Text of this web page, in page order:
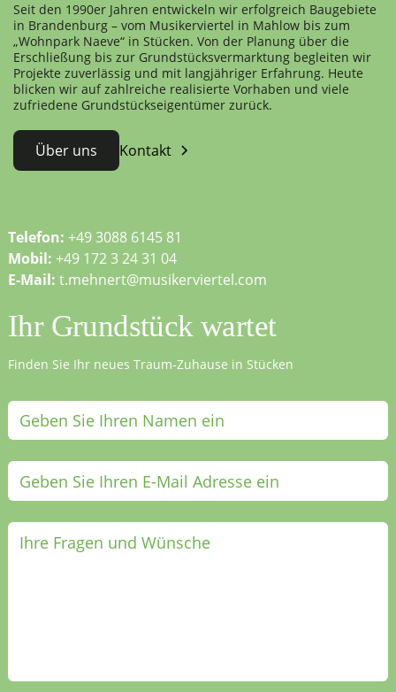
Seit den 1990er Jahren entwickeln wir erfolgreich Baugebiete
in Brandenburg – vom Musikerviertel in Mahlow bis zum
„Wohnpark Naeve“ in Stücken. Von der Planung über die
Erschließung bis zur Grundstücksvermarktung begleiten wir
Projekte zuverlässig und mit langjähriger Erfahrung. Heute
blicken wir auf zahlreiche realisierte Vorhaben und viele
zufriedene Grundstückseigentümer zurück.
Über uns Kontakt
Telefon: +49 3088 6145 81
Mobil: +49 172 3 24 31 04
E-Mail: t.mehnert@musikerviertel.com
Ihr Grundstück wartet
Finden Sie Ihr neues Traum-Zuhause in Stücken